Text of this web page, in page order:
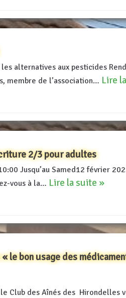
alternatives aux pesticides
membre de l’association… Lire
2/3 pour adultes
Jusqu’au Samed12 février
vous à la… Lire la suite »
le bon usage des
Club des Aînés des Hirondelles